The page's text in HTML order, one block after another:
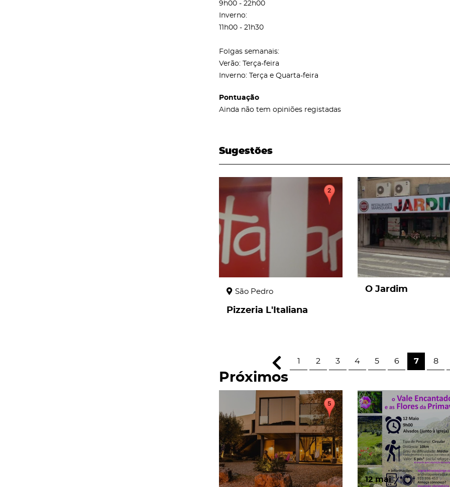
9h00 - 22h00
Inverno:
11h00 - 21h30
Folgas semanais:
Verão: Terça-feira
Inverno: Terça e Quarta-feira
Pontuação
Ainda não tem opiniões registadas
Sugestões
page
São Pedro
Pizzeria L'Italiana
page
O Jardim
1 2 3 4 5 6 7 8
Próximos
12 mai